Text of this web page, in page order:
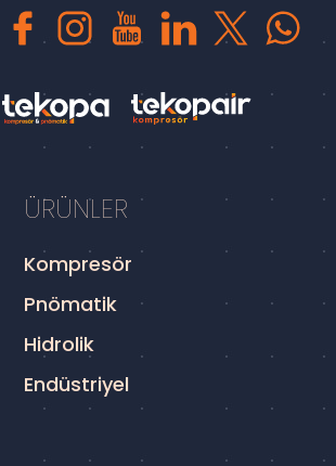
ÜRÜNLER
Kompresör
Pnömatik
Hidrolik
Endüstriyel